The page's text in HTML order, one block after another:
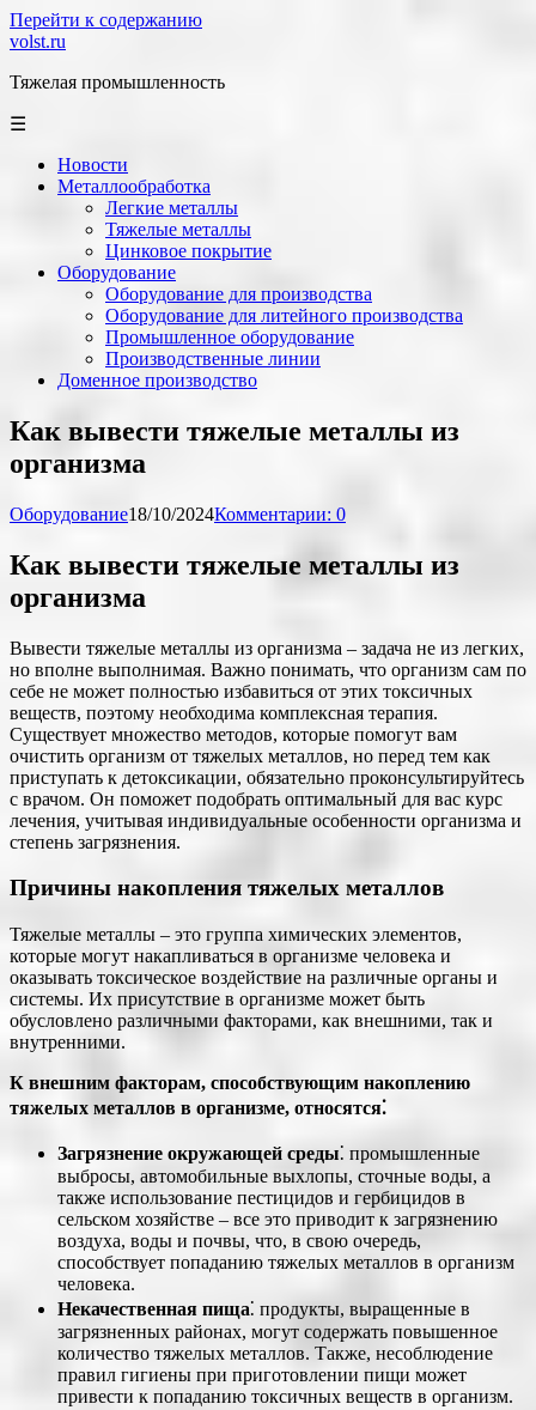
Перейти к содержанию
volst.ru
Тяжелая промышленность
☰
Новости
Металлообработка
Легкие металлы
Тяжелые металлы
Цинковое покрытие
Оборудование
Оборудование для производства
Оборудование для литейного производства
Промышленное оборудование
Производственные линии
Доменное производство
Как вывести тяжелые металлы из
организма
Оборудование18/10/2024Комментарии: 0
Как вывести тяжелые металлы из
организма
Вывести тяжелые металлы из организма – задача не из легких,
но вполне выполнимая. Важно понимать, что организм сам по
себе не может полностью избавиться от этих токсичных
веществ, поэтому необходима комплексная терапия.
Существует множество методов, которые помогут вам
очистить организм от тяжелых металлов, но перед тем как
приступать к детоксикации, обязательно проконсультируйтесь
с врачом. Он поможет подобрать оптимальный для вас курс
лечения, учитывая индивидуальные особенности организма и
степень загрязнения.
Причины накопления тяжелых металлов
Тяжелые металлы – это группа химических элементов,
которые могут накапливаться в организме человека и
оказывать токсическое воздействие на различные органы и
системы. Их присутствие в организме может быть
обусловлено различными факторами, как внешними, так и
внутренними.
К внешним факторам, способствующим накоплению
тяжелых металлов в организме, относятся⁚
Загрязнение окружающей среды⁚ промышленные
выбросы, автомобильные выхлопы, сточные воды, а
также использование пестицидов и гербицидов в
сельском хозяйстве – все это приводит к загрязнению
воздуха, воды и почвы, что, в свою очередь,
способствует попаданию тяжелых металлов в организм
человека.
Некачественная пища⁚ продукты, выращенные в
загрязненных районах, могут содержать повышенное
количество тяжелых металлов. Также, несоблюдение
правил гигиены при приготовлении пищи может
привести к попаданию токсичных веществ в организм.